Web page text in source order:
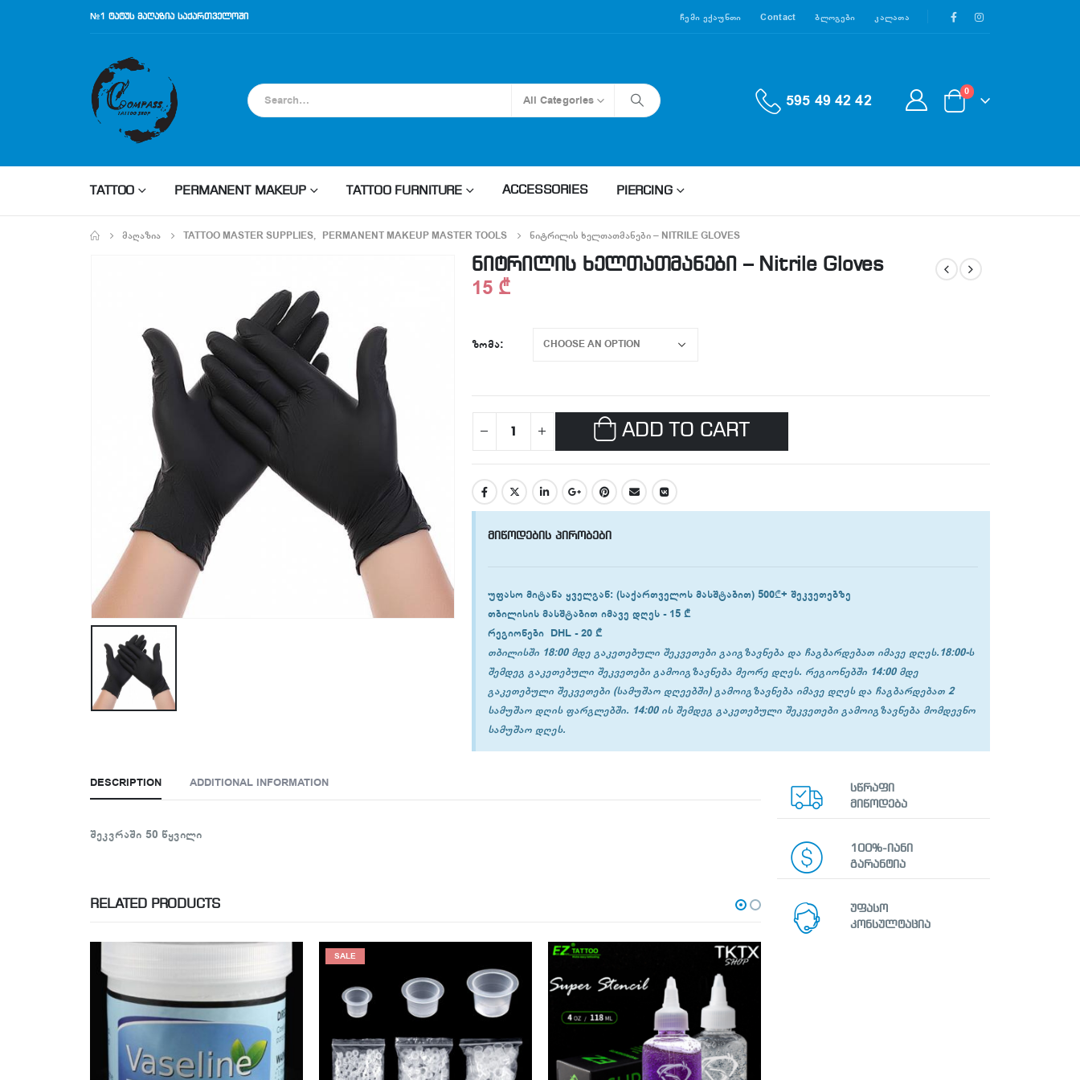
№1 ტატუს მაღაზია საქართველოში Ჩემი Ექაუნთი Contact Ბლოგები Კალათა
All Categories 595 49 42 42 0
TATTOO PERMANENT MAKEUP TATTOO FURNITURE ACCESSORIES PIERCING
ᲛᲐᲦᲐᲖᲘᲐ TATTOO MASTER SUPPLIES, PERMANENT MAKEUP MASTER TOOLS ᲜᲘᲢᲠᲘᲚᲘᲡ ᲮᲔᲚᲗᲐᲗᲛᲐᲜᲔᲑᲘ – NITRILE GLOVES
ნიტრილის ხელთათმანები – Nitrile Gloves
15 ₾
ᲖᲝᲛᲐ
ADD TO CART
მიწოდების პირობები
უფასო მიტანა ყველგან: (საქართველოს მასშტაბით) 500₾+ შეკვეთებზე
თბილისისმასშტაბით იმავე დღეს -15 ₾
რეგიონებიDHL -20 ₾
თბილისში 18:00 მდე გაკეთებული შეკვეთები გაიგზავნება და ჩაგბარდებათ იმავე დღეს.18:00-ს
შემდეგ გაკეთებული შეკვეთები გამოიგზავნება მეორე დღეს. რეგიონებში 14:00 მდე
გაკეთებული შეკვეთები (სამუშაო დღეებში) გამოიგზავნება იმავე დღეს და ჩაგბარდებათ 2
სამუშაო დღის ფარგლებში. 14:00 ის შემდეგ გაკეთებული შეკვეთები გამოიგზავნება მომდევნო
სამუშაო დღეს.
DESCRIPTION ADDITIONAL INFORMATION
შეკვრაში 50 წყვილი
RELATED PRODUCTS
სწრაფი
მიწოდება
100%-იანი
გარანტია
უფასო
კონსულტაცია